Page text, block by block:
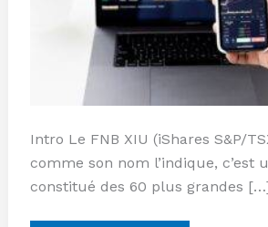
Intro Le FNB XIU (iShares S&P/
comme son nom l’indique, c’est
constitué des 60 plus grandes